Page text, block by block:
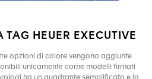
HEUER EXECUTIVE
opzioni di colore vengono aggiunte
unicamente come modelli firmati
ha un quadrante semplificato e la